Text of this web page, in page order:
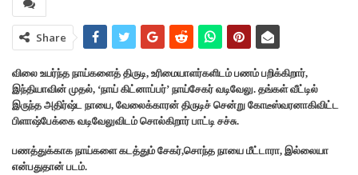
Share
விலை உயர்ந்த நாய்களைத் திருடி, உரிமையாளர்களிடம் பணம் பறிக்கிறார்,
இந்தியாவின் முதல், ‘நாய் கிட்னாப்பர்’ நாய்சேகர் வடிவேலு. தங்கள் வீட்டில்
இருந்த அதிர்ஷ்ட நாயை, வேலைக்காரன் திருடிச் சென்று கோடீஸ்வரனாகிவிட்ட
பிளாஷ்பேக்கை வடிவேலுவிடம் சொல்கிறார் பாட்டி சச்சு.
பணத்துக்காக நாய்களை கடத்தும் சேகர்,சொந்த நாயை மீட்டாரா, இல்லையா
என்பதுதான் படம்.